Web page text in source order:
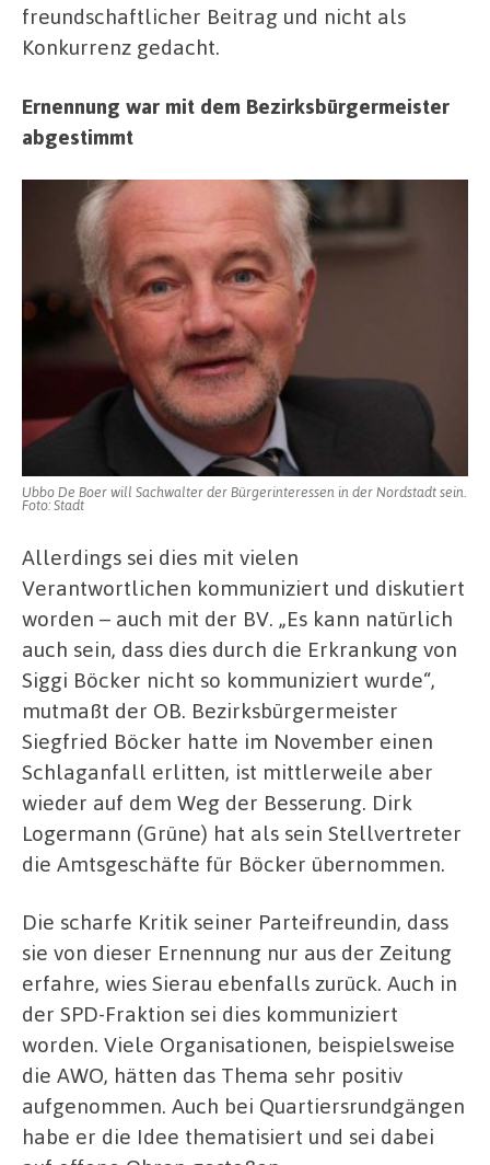
freundschaftlicher Beitrag und nicht als
Konkurrenz gedacht.
Ernennung war mit dem Bezirksbürgermeister
abgestimmt
Ubbo De Boer will Sachwalter der Bürgerinteressen in der Nordstadt sein.
Foto: Stadt
Allerdings sei dies mit vielen
Verantwortlichen kommuniziert und diskutiert
worden – auch mit der BV. „Es kann natürlich
auch sein, dass dies durch die Erkrankung von
Siggi Böcker nicht so kommuniziert wurde“,
mutmaßt der OB. Bezirksbürgermeister
Siegfried Böcker hatte im November einen
Schlaganfall erlitten, ist mittlerweile aber
wieder auf dem Weg der Besserung. Dirk
Logermann (Grüne) hat als sein Stellvertreter
die Amtsgeschäfte für Böcker übernommen.
Die scharfe Kritik seiner Parteifreundin, dass
sie von dieser Ernennung nur aus der Zeitung
erfahre, wies Sierau ebenfalls zurück. Auch in
der SPD-Fraktion sei dies kommuniziert
worden. Viele Organisationen, beispielsweise
die AWO, hätten das Thema sehr positiv
aufgenommen. Auch bei Quartiersrundgängen
habe er die Idee thematisiert und sei dabei